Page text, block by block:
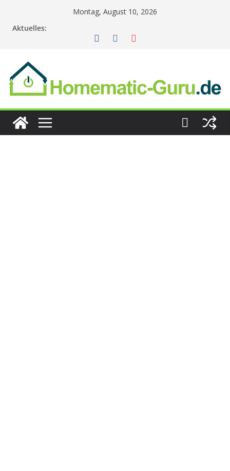
Montag, August 10, 2026
Aktuelles: